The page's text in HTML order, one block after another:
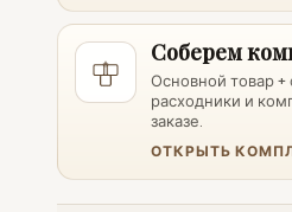
Соберем
Основной товар
расходники и
заказе.
ОТКРЫТЬ